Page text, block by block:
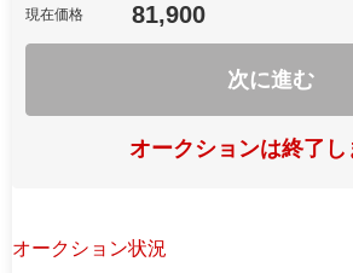
現在価格 81,900
次に進む
オークションは終了し
オークション状況